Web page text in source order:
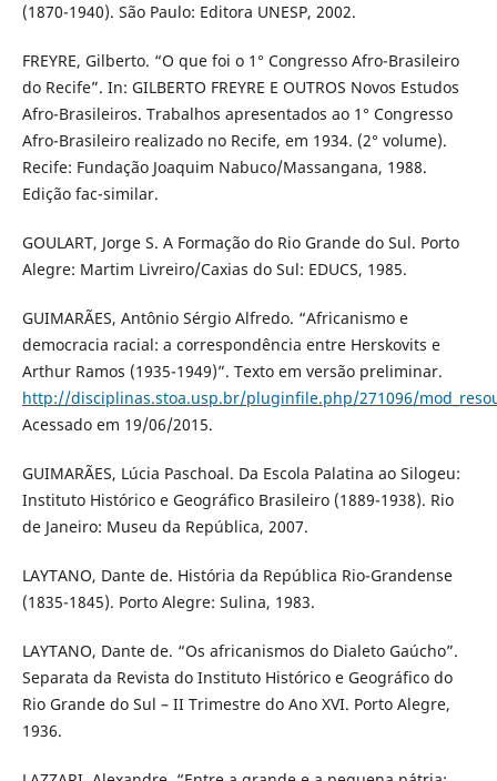
(1870-1940). São Paulo: Editora UNESP, 2002.
FREYRE, Gilberto. “O que foi o 1° Congresso Afro-Brasileiro
do Recife”. In: GILBERTO FREYRE E OUTROS Novos Estudos
Afro-Brasileiros. Trabalhos apresentados ao 1° Congresso
Afro-Brasileiro realizado no Recife, em 1934. (2° volume).
Recife: Fundação Joaquim Nabuco/Massangana, 1988.
Edição fac-similar.
GOULART, Jorge S. A Formação do Rio Grande do Sul. Porto
Alegre: Martim Livreiro/Caxias do Sul: EDUCS, 1985.
GUIMARÃES, Antônio Sérgio Alfredo. “Africanismo e
democracia racial: a correspondência entre Herskovits e
Arthur Ramos (1935-1949)”. Texto em versão preliminar.
http://disciplinas.stoa.usp.br/pluginfile.php/271096/
Acessado em 19/06/2015.
GUIMARÃES, Lúcia Paschoal. Da Escola Palatina ao Silogeu:
Instituto Histórico e Geográfico Brasileiro (1889-1938). Rio
de Janeiro: Museu da República, 2007.
LAYTANO, Dante de. História da República Rio-Grandense
(1835-1845). Porto Alegre: Sulina, 1983.
LAYTANO, Dante de. “Os africanismos do Dialeto Gaúcho”.
Separata da Revista do Instituto Histórico e Geográfico do
Rio Grande do Sul – II Trimestre do Ano XVI. Porto Alegre,
1936.